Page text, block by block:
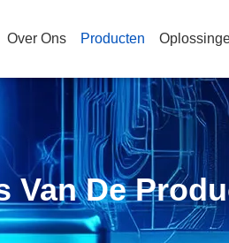
Over Ons Producten
Van De